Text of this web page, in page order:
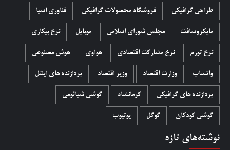
طراحی گرافیکی فروشگاه محصولات گرافيکی فناوری آسیا
مایکروسافت مجلس شورای اسلامی موبایل نرخ بیکاری
نرخ تورم نرخ مشارکت اقتصادی هواوی هوش مصنوعی
واتساپ وزارت اقتصاد وزیر اقتصاد پردازنده های اینتل
پردازنده های گرافیکی کرمانشاه گوشی شیائومی
گوشی کودکان گوگل یوتیوب
نوشته‌های تازه